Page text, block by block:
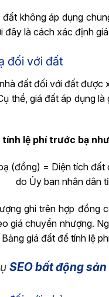
đất không áp dụng
đây là cách xác định
đối với đất
đất​ đối với đất
thể, giá đất áp dụng
lệ phí trước bạ
(đồng) = Diện tích
do Ủy ban nhân dân
ghi trên hợp đồng
giá chuyển nhượng.
giá đất để tính lệ
SEO bất động sản